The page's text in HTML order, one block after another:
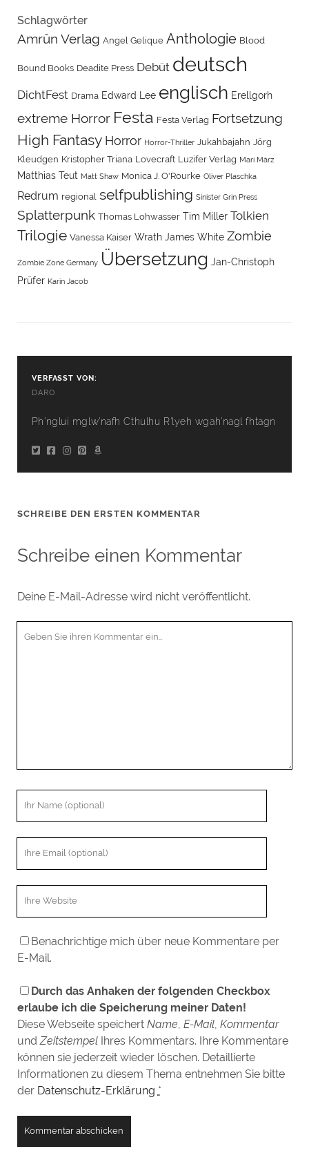
Schlagwörter
Amrûn Verlag Angel Gelique Anthologie Blood
Bound Books Deadite Press Debüt deutsch
DichtFest Drama Edward Lee englisch Erellgorh
extreme Horror Festa Festa Verlag Fortsetzung
High Fantasy Horror Horror-Thriller Jukahbajahn Jörg
Kleudgen Kristopher Triana Lovecraft Luzifer Verlag Mari März
Matthias Teut Matt Shaw Monica J. O'Rourke Oliver Plaschka
Redrum regional selfpublishing Sinister Grin Press
Splatterpunk Thomas Lohwasser Tim Miller Tolkien
Trilogie Vanessa Kaiser Wrath James White Zombie
Zombie Zone Germany Übersetzung ‎Jan-Christoph
Prüfer ‎Karin Jacob
VERFASST VON:
DARO
Ph'nglui mglw'nafh Cthulhu R'lyeh wgah'nagl fhtagn
SCHREIBE DEN ERSTEN KOMMENTAR
Schreibe einen Kommentar
Deine E-Mail-Adresse wird nicht veröffentlicht.
N
a
i
s
e
t
e
n
U
R
L
Benachrichtige mich über neue Kommentare per
E-Mail.
Durch das Anhaken der folgenden Checkbox
erlaube ich die Speicherung meiner Daten!
Diese Webseite speichert Name E-Mail, Kommentar
und ZeitstempelIhres Kommentars. Ihre Kommentare
können sie jederzeit wieder löschen. Detaillierte
Informationen zu diesem Thema entnehmen Sie bitte
der Datenschutz-Erklärung *